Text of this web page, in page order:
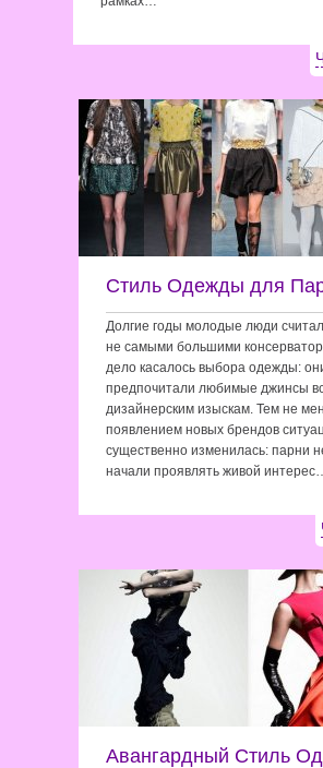
Стиль Одежды для
Долгие годы молодые люди
не самыми большими
дело касалось выбора одежды:
предпочитали любимые джинсы
дизайнерским изыскам. Тем не
появлением новых брендов
существенно изменилась: парни
начали проявлять живой
Авангардный Стиль